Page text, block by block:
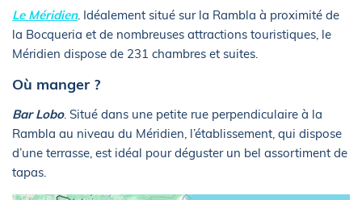
Le Méridien. Idéalement situé sur la Rambla à proximité de
la Bocqueria et de nombreuses attractions touristiques, le
Méridien dispose de 231 chambres et suites.
Où manger ?
Bar Lobo. Situé dans une petite rue perpendiculaire à la
Rambla au niveau du Méridien, l’établissement, qui dispose
d’une terrasse, est idéal pour déguster un bel assortiment de
tapas.